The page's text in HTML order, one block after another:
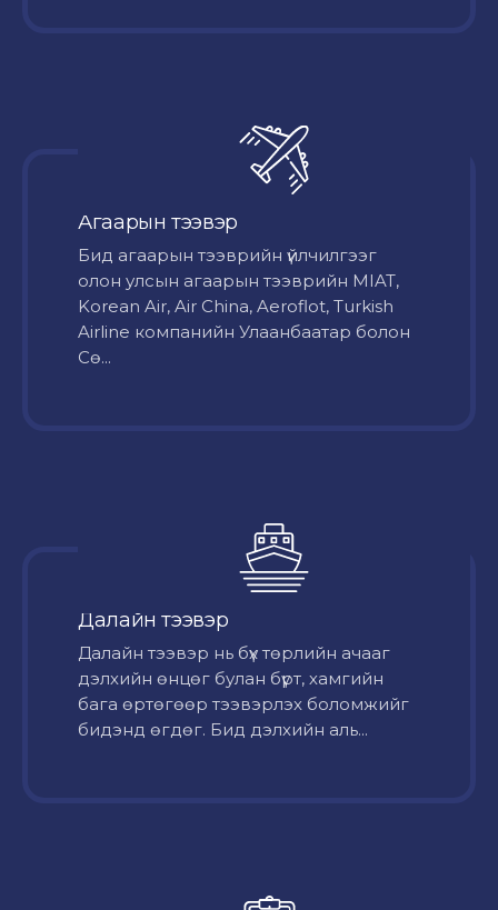
Агаарын тээвэр
Бид агаарын тээврийн үйлчилгээг
олон улсын агаарын тээврийн MIAT,
Korean Air, Air China, Aeroflot, Turkish
Airline компанийн Улаанбаатар болон
Сө...
Далайн тээвэр
Далайн тээвэр нь бүх төрлийн ачааг
дэлхийн өнцөг булан бүрт, хамгийн
бага өртөгөөр тээвэрлэх боломжийг
бидэнд өгдөг. Бид дэлхийн аль...